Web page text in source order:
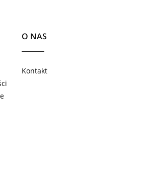
O NAS
Kontakt